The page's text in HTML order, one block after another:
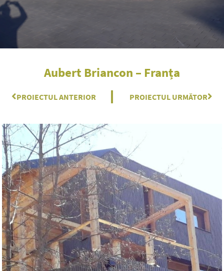
Aubert Briancon – Franța
Prev
PROIECTUL ANTERIOR PROIECTUL URMĂTOR